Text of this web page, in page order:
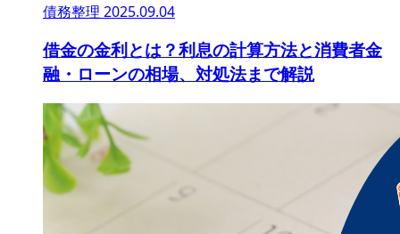
債務整理 2025.09.04
借金の金利とは？利息の計算方法と消費者金
融・ローンの相場、対処法まで解説